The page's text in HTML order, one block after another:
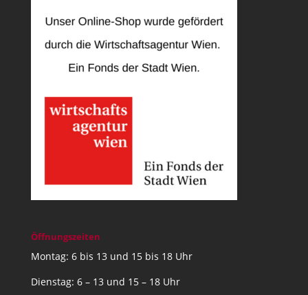
Öffnungszeiten
Montag: 6 bis 13 und 15 bis 18 Uhr
Dienstag: 6 – 13 und 15 – 18 Uhr